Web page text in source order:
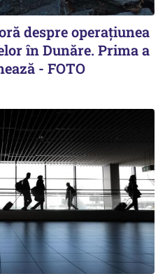
despre operațiunea
în Dunăre. Prima a
- FOTO